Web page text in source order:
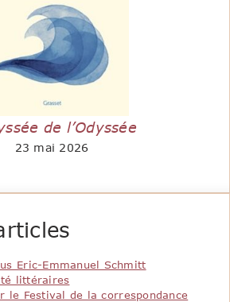
de l’Odyssée
23 mai 2026
Eric-Emmanuel Schmitt
littéraires
le Festival de la correspondance